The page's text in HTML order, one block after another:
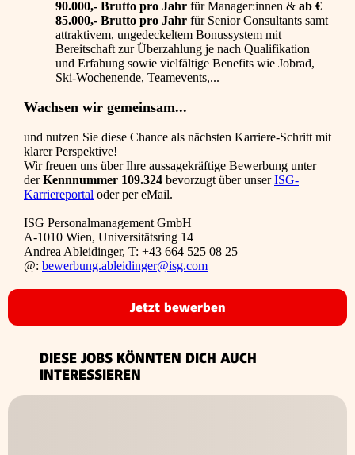
90.000,- Brutto pro Jahr für Manager:innen & ab €
85.000,- Brutto pro Jahr für Senior Consultants samt
attraktivem, ungedeckeltem Bonussystem mit
Bereitschaft zur Überzahlung je nach Qualifikation
und Erfahung sowie vielfältige Benefits wie Jobrad,
Ski-Wochenende, Teamevents,...
Wachsen wir gemeinsam...
und nutzen Sie diese Chance als nächsten Karriere-Schritt mit
klarer Perspektive!
Wir freuen uns über Ihre aussagekräftige Bewerbung unter
derKennnummer 109.324 bevorzugt über unserISG-
Karriereportal oder per eMail.
ISG Personalmanagement GmbH
A-1010 Wien, Universitätsring 14
Andrea Ableidinger, T: +43 664 525 08 25
@: bewerbung.ableidinger@isg.com
Jetzt bewerben
DIESE JOBS KÖNNTEN DICH AUCH
INTERESSIEREN